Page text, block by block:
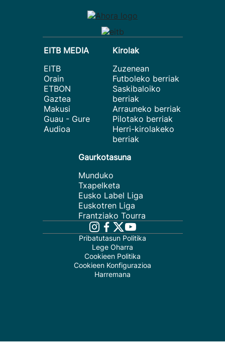
EITB MEDIA
EITB
Orain
ETBON
Gaztea
Makusi
Guau - Gure
Audioa
Kirolak
Zuzenean
Futboleko berriak
Saskibaloiko
berriak
Arrauneko berriak
Pilotako berriak
Herri-kirolakeko
berriak
Gaurkotasuna
Munduko
Txapelketa
Eusko Label Liga
Euskotren Liga
Frantziako Tourra
Pribatutasun Politika
Lege Oharra
Cookieen Politika
Cookieen Konfigurazioa
Harremana